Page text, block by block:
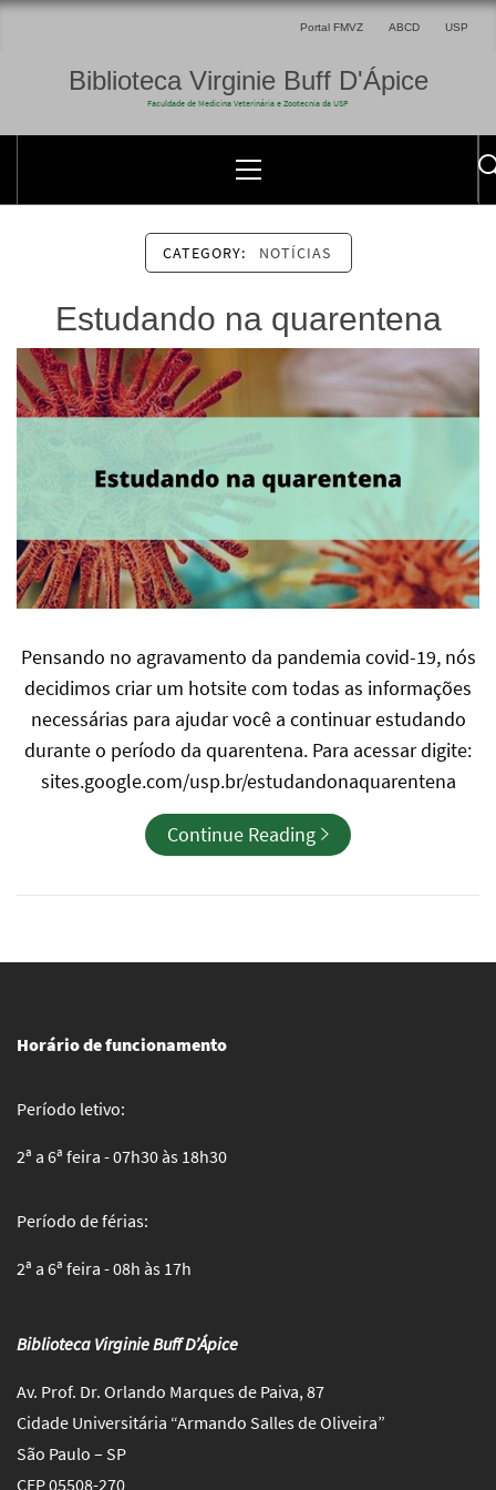
Portal FMVZ ABCD USP
Biblioteca Virginie Buff D'Ápice
Faculdade de Medicina Veterinária e Zootecnia da USP
CATEGORY: NOTÍCIAS
Estudando na quarentena
Pensando no agravamento da pandemia covid-19, nós
decidimos criar um hotsite com todas as informações
necessárias para ajudar você a continuar estudando
durante o período da quarentena. Para acessar digite:
sites.google.com/usp.br/estudandonaquarentena
Continue Reading
Horário de funcionamento
Período letivo:
2ª a 6ª feira - 07h30 às 18h30
Período de férias:
2ª a 6ª feira - 08h às 17h
Biblioteca Virginie Buff D’Ápice
Av. Prof. Dr. Orlando Marques de Paiva, 87
Cidade Universitária “Armando Salles de Oliveira”
São Paulo – SP
CEP 05508-270